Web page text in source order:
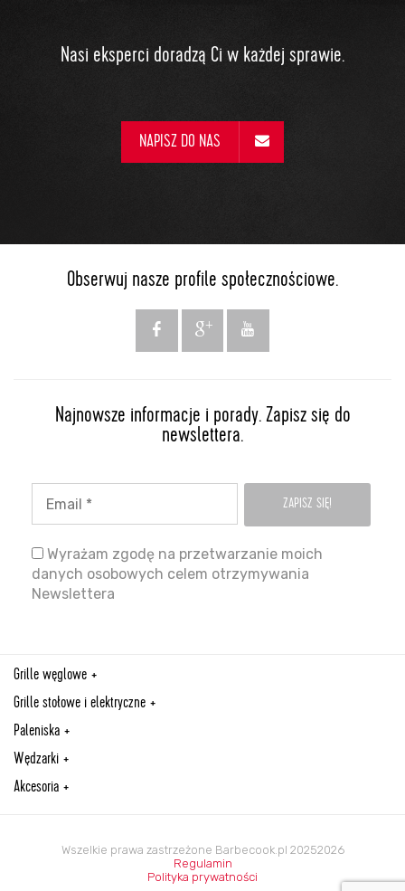
Nasi eksperci doradzą Ci w każdej sprawie.
NAPISZ DO NAS
Obserwuj nasze profile społecznościowe.
Najnowsze informacje i porady. Zapisz się do
newslettera.
Wyrażam zgodę na przetwarzanie moich
danych osobowych celem otrzymywania
Newslettera
Grille węglowe
Grille stołowe i elektryczne
Paleniska
Wędzarki
Akcesoria
Wszelkie prawa zastrzeżone Barbecook.pl 20252026
Regulamin
Polityka prywatności